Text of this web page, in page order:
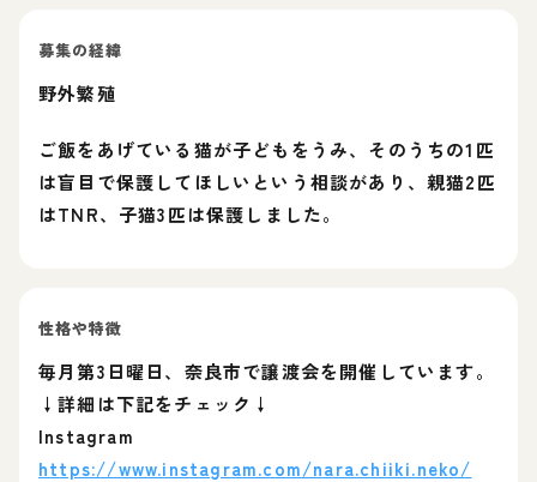
募集の経緯
野外繁殖
ご飯をあげている猫が子どもをうみ、そのうちの1匹
は盲目で保護してほしいという相談があり、親猫2匹
はTNR、子猫3匹は保護しました。
性格や特徴
毎月第3日曜日、奈良市で譲渡会を開催しています。
↓詳細は下記をチェック↓
Instagram
https://www.instagram.com/nara.chiiki.neko/